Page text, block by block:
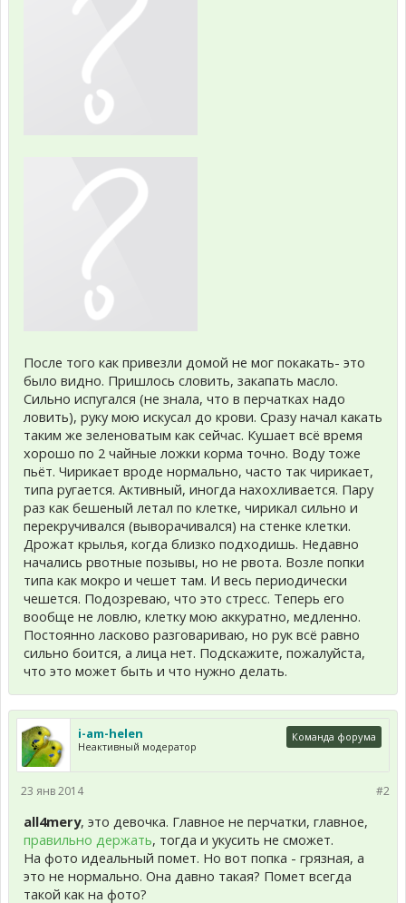
После того как привезли домой не мог покакать- это
было видно. Пришлось словить, закапать масло.
Сильно испугался (не знала, что в перчатках надо
ловить), руку мою искусал до крови. Сразу начал какать
таким же зеленоватым как сейчас. Кушает всё время
хорошо по 2 чайные ложки корма точно. Воду тоже
пьёт. Чирикает вроде нормально, часто так чирикает,
типа ругается. Активный, иногда нахохливается. Пару
раз как бешеный летал по клетке, чирикал сильно и
перекручивался (выворачивался) на стенке клетки.
Дрожат крылья, когда близко подходишь. Недавно
начались рвотные позывы, но не рвота. Возле попки
типа как мокро и чешет там. И весь периодически
чешется. Подозреваю, что это стресс. Теперь его
вообще не ловлю, клетку мою аккуратно, медленно.
Постоянно ласково разговариваю, но рук всё равно
сильно боится, а лица нет. Подскажите, пожалуйста,
что это может быть и что нужно делать.
i-am-helen
Неактивный модератор
Команда форума
#2
23 янв 2014
all4mery, это девочка. Главное не перчатки, главное,
правильно держать, тогда и укусить не сможет.
На фото идеальный помет. Но вот попка - грязная, а
это не нормально. Она давно такая? Помет всегда
такой как на фото?